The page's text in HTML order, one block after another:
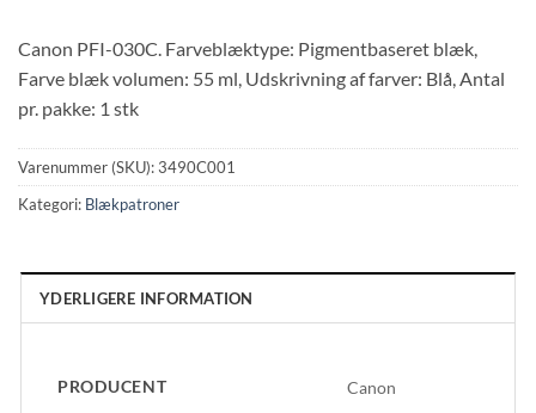
Canon PFI-030C. Farveblæktype: Pigmentbaseret blæk,
Farve blæk volumen: 55 ml, Udskrivning af farver: Blå, Antal
pr. pakke: 1 stk
Varenummer (SKU):3490C001
Kategori: Blækpatroner
YDERLIGERE INFORMATION
PRODUCENT Canon